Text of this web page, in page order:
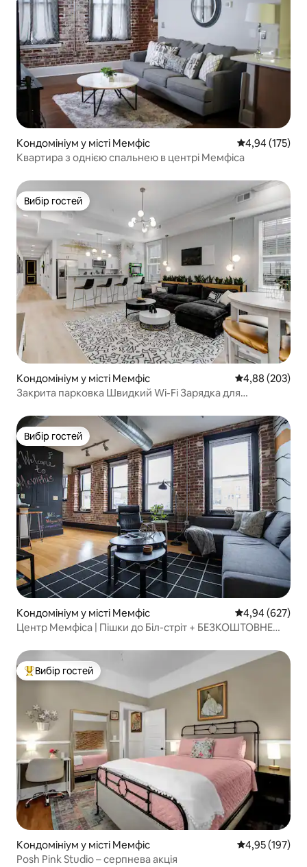
Кондомініум у місті Мемфіс Середня
4,94 (175)
Квартира з однією спальнею в центрі Мемфіса
Вибір гостей
Вибір гостей
Кондомініум у місті Мемфіс Середня
4,88 (203)
Закрита парковка Швидкий Wi-Fi Зарядка для
автоматами
Вибір гостей
Вибір гостей
Кондомініум у місті Мемфіс Середня
4,94 (627)
Центр Мемфіса | Пішки до Біл-стріт + БЕЗКОШТОВНЕ
Топ вибір гостей
Вибір гостей
Кондомініум у місті Мемфіс Середня
4,95 (197)
Posh Pink Studio – серпнева акція